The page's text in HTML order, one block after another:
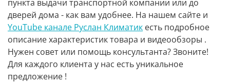
пункта выдачи транспортной компании или до
дверей дома - как вам удобнее. На нашем сайте и
YouTube канале Руслан Климатик есть подробное
описание характеристик товара и видеообзоры .
Нужен совет или помощь консультанта? Звоните!
Для каждого клиента у нас есть уникальное
предложение !